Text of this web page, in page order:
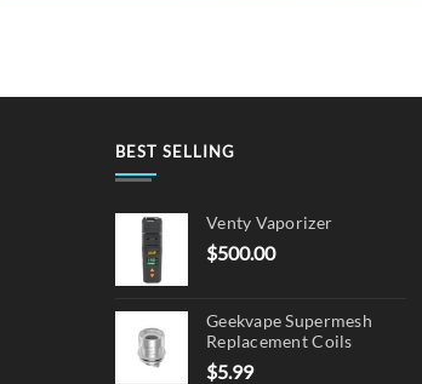
BEST SELLING
Venty Vaporizer
$500.00
Geekvape Supermesh
Replacement Coils
$5.99